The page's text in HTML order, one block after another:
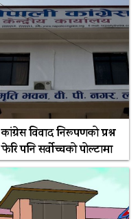
कांग्रेस विवाद निरूपणको प्रश्न
फेरि पनि सर्वोच्चको पोल्टामा